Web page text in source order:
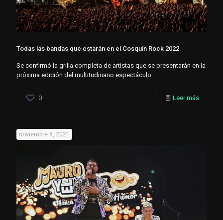
Todas las bandas que estarán en el Cosquín Rock 2022
Se confirmó la grilla completa de artistas que se presentarán en la
próxima edición del multitudinario espectáculo.
0 Leer más
noviembre 8, 2021